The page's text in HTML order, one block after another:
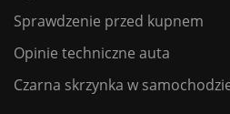
Sprawdzenie przed kupnem
Opinie techniczne auta
Czarna skrzynka w